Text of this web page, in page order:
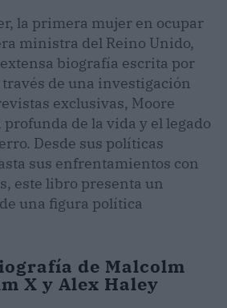
la primera mujer en ocupar
ministra del Reino Unido,
extensa biografía escrita por
través de una investigación
exclusivas, Moore
de la vida y el legado
Desde sus políticas
sus enfrentamientos con
este libro presenta un
una figura política
de Malcolm
X y Alex Haley